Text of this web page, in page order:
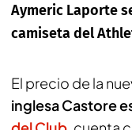
Aymeric Laporte
camiseta del
El precio de la
inglesa Castore